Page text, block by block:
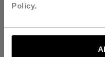
Policy.
de Catégorie